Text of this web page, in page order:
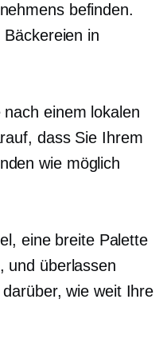
befinden.
in
einem lokalen
dass Sie Ihrem
wie möglich
eine breite Palette
und überlassen
wie weit Ihre